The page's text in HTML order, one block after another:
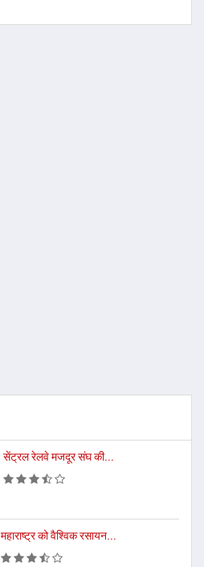
सेंट्रल रेलवे मजदूर संघ की...
महाराष्ट्र को वैश्विक रसायन...